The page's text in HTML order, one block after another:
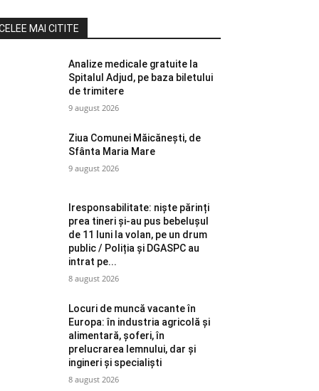
MAI CITITE
Analize medicale gratuite la
Spitalul Adjud, pe baza biletului
de trimitere
9 august 2026
Ziua Comunei Măicănești, de
Sfânta Maria Mare
9 august 2026
Iresponsabilitate: niște părinți
prea tineri și-au pus bebelușul
de 11 luni la volan, pe un drum
public / Poliția și DGASPC au
intrat pe...
8 august 2026
Locuri de muncă vacante în
Europa: în industria agricolă și
alimentară, șoferi, în
prelucrarea lemnului, dar și
ingineri și specialiști
8 august 2026